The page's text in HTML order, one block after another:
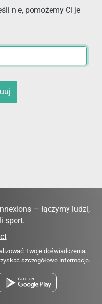
nie, pomożemy Ci je
— łączymy ludzi,
sport.
Twoje doświadczenia.
szczegółowe informacje.